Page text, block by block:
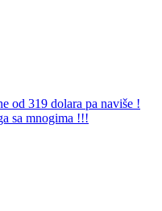
od 319 dolara pa naviše !
sa mnogima !!!